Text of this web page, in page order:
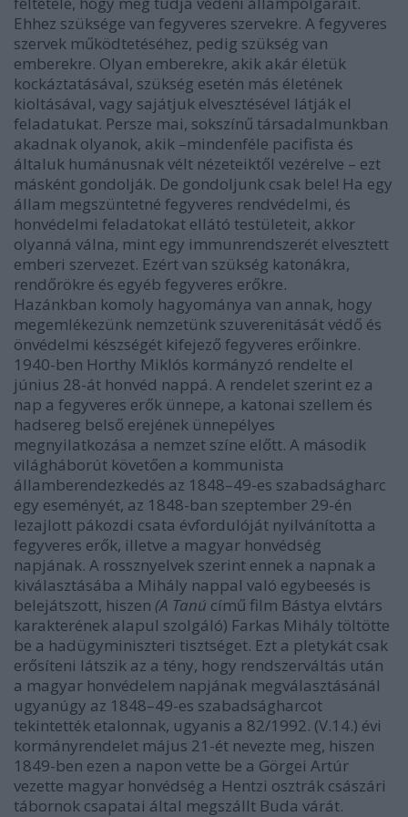
Ehhez szüksége van fegyveres szervekre. A fegyveres
szervek működtetéséhez, pedig szükség van
emberekre. Olyan emberekre, akik akár életük
kockáztatásával, szükség esetén más életének
kioltásával, vagy sajátjuk elvesztésével látják el
feladatukat. Persze mai, sokszínű társadalmunkban
akadnak olyanok, akik –mindenféle pacifista és
általuk humánusnak vélt nézeteiktől vezérelve – ezt
másként gondolják. De gondoljunk csak bele! Ha egy
állam megszüntetné fegyveres rendvédelmi, és
honvédelmi feladatokat ellátó testületeit, akkor
olyanná válna, mint egy immunrendszerét elvesztett
emberi szervezet. Ezért van szükség katonákra,
rendőrökre és egyéb fegyveres erőkre.
Hazánkban komoly hagyománya van annak, hogy
megemlékezünk nemzetünk szuverenitását védő és
önvédelmi készségét kifejező fegyveres erőinkre.
1940-ben Horthy Miklós kormányzó rendelte el
június 28-át honvéd nappá. A rendelet szerint ez a
nap a fegyveres erők ünnepe, a katonai szellem és
hadsereg belső erejének ünnepélyes
megnyilatkozása a nemzet színe előtt. A második
világháborút követően a kommunista
államberendezkedés az 1848–49-es szabadságharc
egy eseményét, az 1848-ban szeptember 29-én
lezajlott pákozdi csata évfordulóját nyilvánította a
fegyveres erők, illetve a magyar honvédség
napjának. A rossznyelvek szerint ennek a napnak a
kiválasztásába a Mihály nappal való egybeesés is
belejátszott, hiszen (A Tanú című film Bástya elvtárs
karakterének alapul szolgáló) Farkas Mihály töltötte
be a hadügyminiszteri tisztséget. Ezt a pletykát csak
erősíteni látszik az a tény, hogy rendszerváltás után
a magyar honvédelem napjának megválasztásánál
ugyanúgy az 1848–49-es szabadságharcot
tekintették etalonnak, ugyanis a 82/1992. (V.14.) évi
kormányrendelet május 21-ét nevezte meg, hiszen
1849-ben ezen a napon vette be a Görgei Artúr
vezette magyar honvédség a Hentzi osztrák császári
tábornok csapatai által megszállt Buda várát.